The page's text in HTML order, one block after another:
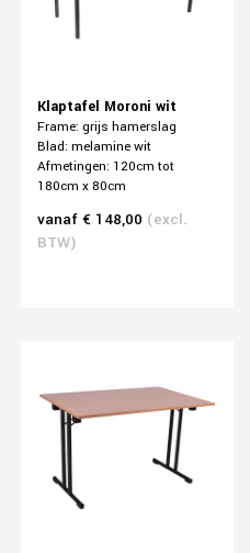
Klaptafel Moroni wit
Frame: grijs hamerslag
Blad: melamine wit
Afmetingen: 120cm tot
180cm x 80cm
vanaf € 148,00 (excl.
BTW)